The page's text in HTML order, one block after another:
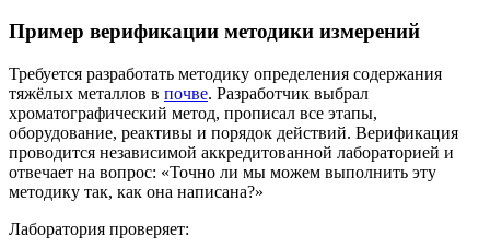
Пример верификации методики измерений
Требуется разработать методику определения содержания
тяжёлых металлов в почве. Разработчик выбрал
хроматографический метод, прописал все этапы,
оборудование, реактивы и порядок действий. Верификация
проводится независимой аккредитованной лабораторией и
отвечает на вопрос: «Точно ли мы можем выполнить эту
методику так, как она написана?»
Лаборатория проверяет: